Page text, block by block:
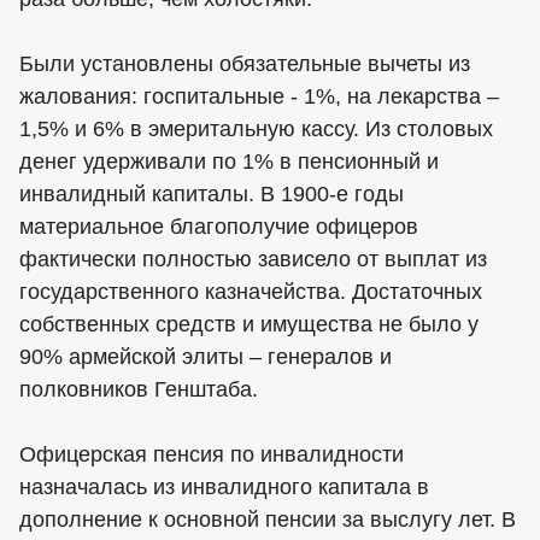
Были установлены обязательные вычеты из
жалования: госпитальные - 1%, на лекарства –
1,5% и 6% в эмеритальную кассу. Из столовых
денег удерживали по 1% в пенсионный и
инвалидный капиталы. В 1900-е годы
материальное благополучие офицеров
фактически полностью зависело от выплат из
государственного казначейства. Достаточных
собственных средств и имущества не было у
90% армейской элиты – генералов и
полковников Генштаба.
Офицерская пенсия по инвалидности
назначалась из инвалидного капитала в
дополнение к основной пенсии за выслугу лет. В